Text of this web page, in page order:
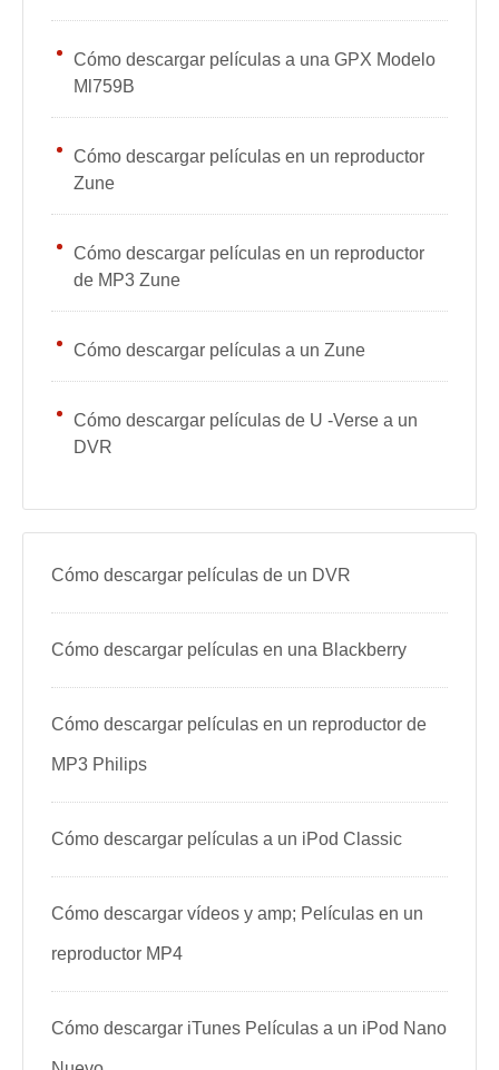
Cómo descargar películas a una GPX Modelo
Ml759B
Cómo descargar películas en un reproductor
Zune
Cómo descargar películas en un reproductor
de MP3 Zune
Cómo descargar películas a un Zune
Cómo descargar películas de U -Verse a un
DVR
Cómo descargar películas de un DVR
Cómo descargar películas en una Blackberry
Cómo descargar películas en un reproductor de
MP3 Philips
Cómo descargar películas a un iPod Classic
Cómo descargar vídeos y amp; Películas en un
reproductor MP4
Cómo descargar iTunes Películas a un iPod Nano